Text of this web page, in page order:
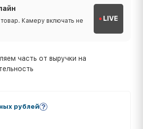
Камеру включать не
LIVE
часть от выручки на
рублей